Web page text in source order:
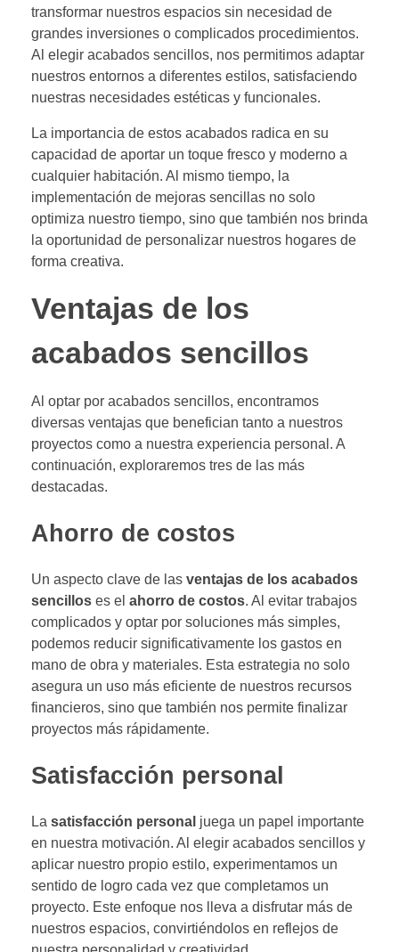
transformar nuestros espacios sin necesidad de
grandes inversiones o complicados procedimientos.
Al elegir acabados sencillos, nos permitimos adaptar
nuestros entornos a diferentes estilos, satisfaciendo
nuestras necesidades estéticas y funcionales.
La importancia de estos acabados radica en su
capacidad de aportar un toque fresco y moderno a
cualquier habitación. Al mismo tiempo, la
implementación de mejoras sencillas no solo
optimiza nuestro tiempo, sino que también nos brinda
la oportunidad de personalizar nuestros hogares de
forma creativa.
Ventajas de los
acabados sencillos
Al optar por acabados sencillos, encontramos
diversas ventajas que benefician tanto a nuestros
proyectos como a nuestra experiencia personal. A
continuación, exploraremos tres de las más
destacadas.
Ahorro de costos
Un aspecto clave de las ventajas de los acabados
sencillos es el ahorro de costos. Al evitar trabajos
complicados y optar por soluciones más simples,
podemos reducir significativamente los gastos en
mano de obra y materiales. Esta estrategia no solo
asegura un uso más eficiente de nuestros recursos
financieros, sino que también nos permite finalizar
proyectos más rápidamente.
Satisfacción personal
La satisfacción personal juega un papel importante
en nuestra motivación. Al elegir acabados sencillos y
aplicar nuestro propio estilo, experimentamos un
sentido de logro cada vez que completamos un
proyecto. Este enfoque nos lleva a disfrutar más de
nuestros espacios, convirtiéndolos en reflejos de